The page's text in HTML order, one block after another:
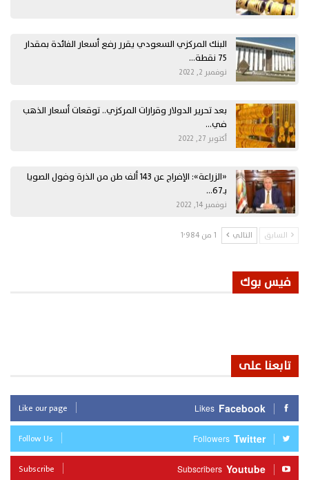
البنك المركزي السعودي يقرر رفع أسعار الفائدة بمقدار
75 نقطة…
نوفمبر 2, 2022
بعد تحرير الدولار وقرارات المركزي.. توقعات أسعار الذهب
في…
أكتوبر 27, 2022
«الزراعة»: الإفراج عن 143 ألف طن من الذرة وفول الصويا
بـ67…
نوفمبر 14, 2022
السابق التالي 1 من 1٬984
فيس بوك
تابعنا على
Facebook
Likes
Like our page
Twitter
Followers
Follow Us
Youtube
Subscribers
Subscribe